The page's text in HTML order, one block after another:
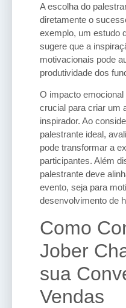
A escolha do
diretamente o
exemplo, um estudo
sugere que a
motivacionais pode
produtividade dos
O impacto
crucial para criar um
inspirador. Ao
palestrante ideal,
pode transformar a
participantes. Além
palestrante deve
evento, seja para
desenvolvimento de
Como
Jober
sua
Vendas